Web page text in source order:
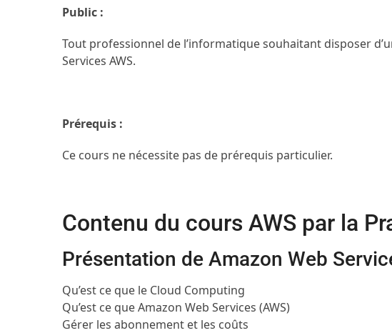
Public :
Tout professionnel de l’informatique souhaitant disposer
Services AWS.
Prérequis :
Ce cours ne nécessite pas de prérequis particulier.
Contenu du cours AWS par la
Présentation de Amazon Web
Qu’est ce que le Cloud Computing
Qu’est ce que Amazon Web Services (AWS)
Gérer les abonnement et les coûts